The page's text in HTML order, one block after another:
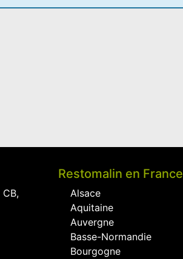
Restomalin en France
Alsace
Aquitaine
Auvergne
Basse-Normandie
Bourgogne